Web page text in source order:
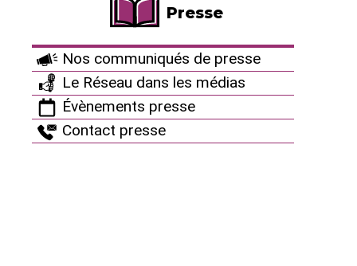
Presse
Nos communiqués de presse
Le Réseau dans les médias
Évènements presse
Contact presse
alternant slogans et discussions entre ami.e.s sur le
parcours, dans les ruelles sinuant entre les murets
de pierres traditionnels.